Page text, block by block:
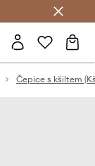
Čepice s kšiltem